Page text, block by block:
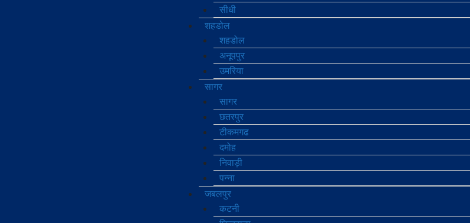
सीधी
शहडोल
शहडोल
अनूपपुर
उमरिया
सागर
सागर
छतरपुर
टीकमगढ
दमोह
निवाड़ी
पन्ना
जबलपुर
कटनी